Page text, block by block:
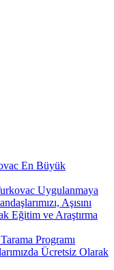
En Büyük
Uygulanmaya
Aşısını
Eğitim ve Araştırma
Programı
Ücretsiz Olarak